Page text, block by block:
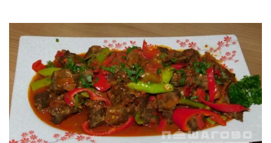
Говяжья печень по-восточному